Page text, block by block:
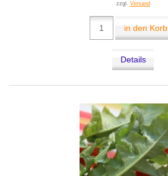
zzgl. Versand
in den Korb
Details